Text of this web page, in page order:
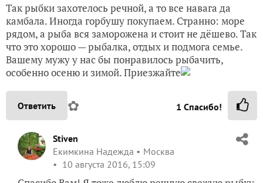
Так рыбки захотелось речной, а то все навага да
камбала. Иногда горбушу покупаем. Странно: море
рядом, а рыба вся заморожена и стоит не дёшево. Так
что это хорошо — рыбалка, отдых и подмога семье.
Вашему мужу у нас бы понравилось рыбачить,
особенно осеню и зимой. Приезжайте
Ответить ✿ 1 Спасибо!
Stiven
Екимкина Надежда
Москва
10 августа 2016, 15:09